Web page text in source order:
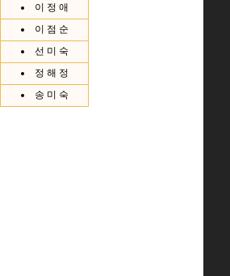
이 정 애
이 점 순
선 미 숙
정 해 정
송 미 숙